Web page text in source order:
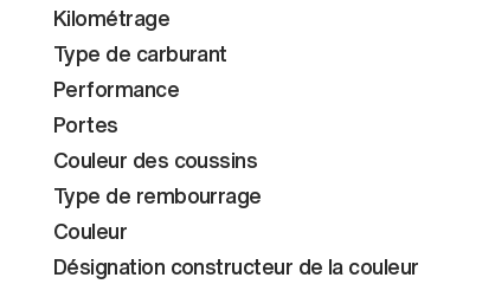
Kilométrage
Type de carburant
Performance
Portes
Couleur des coussins
Type de rembourrage
Couleur
Désignation constructeur de la couleur